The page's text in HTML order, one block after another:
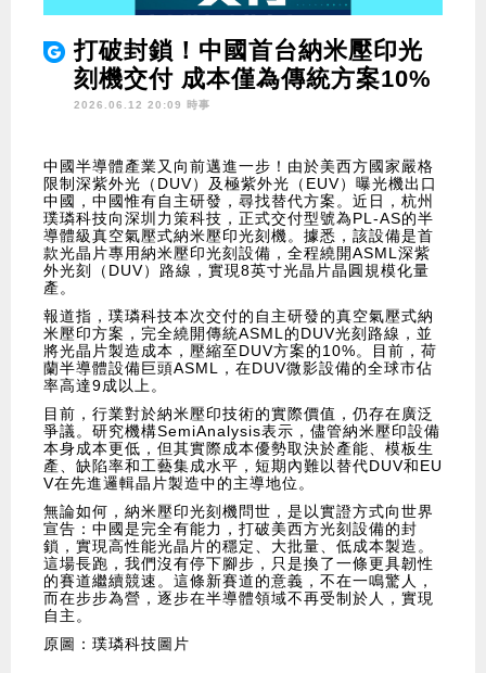
打破封鎖！中國首台納米壓印光
刻機交付 成本僅為傳統方案10%
2026.06.12 20:09 時事
中國半導體產業又向前邁進一步！由於美西方國家嚴格
限制深紫外光（DUV）及極紫外光（EUV）曝光機出口
中國，中國惟有自主研發，尋找替代方案。近日，杭州
璞璘科技向深圳力策科技，正式交付型號為PL-AS的半
導體級真空氣壓式納米壓印光刻機。據悉，該設備是首
款光晶片專用納米壓印光刻設備，全程繞開ASML深紫
外光刻（DUV）路線，實現8英寸光晶片晶圓規模化量
產。
報道指，璞璘科技本次交付的自主研發的真空氣壓式納
米壓印方案，完全繞開傳統ASML的DUV光刻路線，並
將光晶片製造成本，壓縮至DUV方案的10%。目前，荷
蘭半導體設備巨頭ASML，在DUV微影設備的全球市佔
率高達9成以上。
目前，行業對於納米壓印技術的實際價值，仍存在廣泛
爭議。研究機構SemiAnalysis表示，儘管納米壓印設備
本身成本更低，但其實際成本優勢取決於產能、模板生
產、缺陷率和工藝集成水平，短期內難以替代DUV和EU
V在先進邏輯晶片製造中的主導地位。
無論如何，納米壓印光刻機問世，是以實證方式向世界
宣告：中國是完全有能力，打破美西方光刻設備的封
鎖，實現高性能光晶片的穩定、大批量、低成本製造。
這場長跑，我們沒有停下腳步，只是換了一條更具韌性
的賽道繼續競速。這條新賽道的意義，不在一鳴驚人，
而在步步為營，逐步在半導體領域不再受制於人，實現
自主。
原圖：璞璘科技圖片